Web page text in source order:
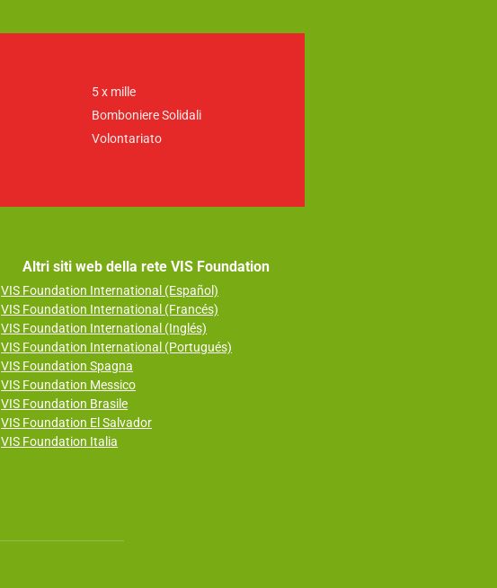
5 x mille
Bomboniere Solidali
Volontariato
Altri siti web della rete VIS Foundation
VIS Foundation International (Español)
VIS Foundation International (Francés)
VIS Foundation International (Inglés)
VIS Foundation International (Portugués)
VIS Foundation Spagna
VIS Foundation Messico
VIS Foundation Brasile
VIS Foundation El Salvador
VIS Foundation Italia